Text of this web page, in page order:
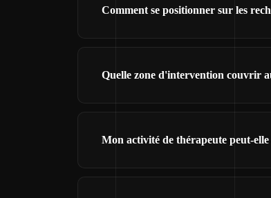
Comment se positionner sur les
Quelle zone d'intervention couvrir
Mon activité de thérapeute peut-